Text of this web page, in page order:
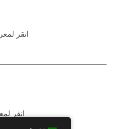
انقر
انقر